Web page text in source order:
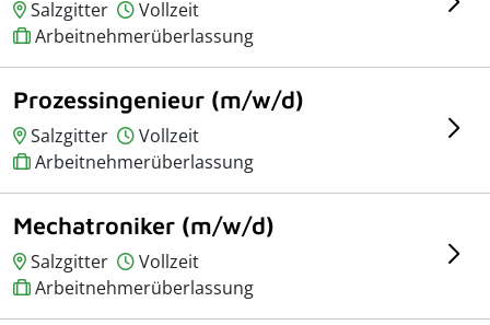
Salzgitter
Vollzeit
Arbeitnehmerüberlassung
Prozessingenieur (m/w/d)
Salzgitter
Vollzeit
Arbeitnehmerüberlassung
Mechatroniker (m/w/d)
Salzgitter
Vollzeit
Arbeitnehmerüberlassung